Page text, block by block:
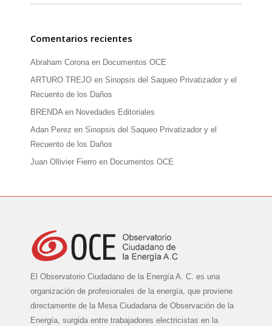
Comentarios recientes
Abraham Coronaen Documentos OCE
ARTURO TREJO en Sinopsis del Saqueo Privatizador y el
Recuento de los Daños
BRENDAen Novedades Editoriales
Adan Perez en Sinopsis del Saqueo Privatizador y el
Recuento de los Daños
Juan Ollivier Fierro en Documentos OCE
El Observatorio Ciudadano de la Energía A. C. es una
organización de profesionales de la energía, que proviene
directamente de la Mesa Ciudadana de Observación de la
Energía, surgida entre trabajadores electricistas en la